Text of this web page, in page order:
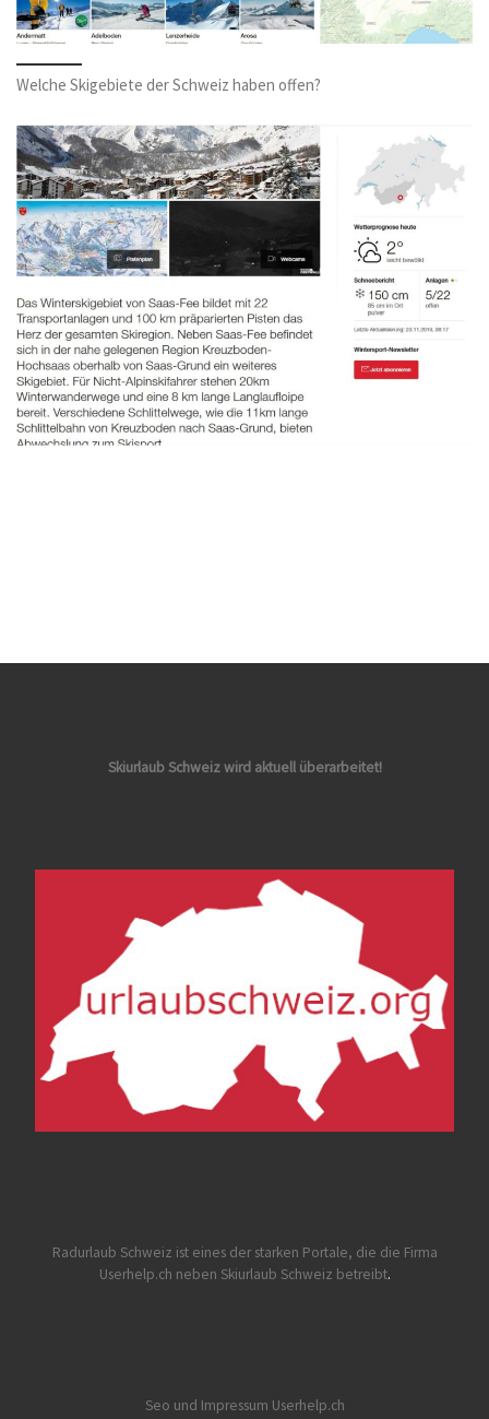
Welche Skigebiete der Schweiz haben offen?
Skiurlaub Schweiz wird aktuell überarbeitet!
Radurlaub Schweiz ist eines der starken Portale, die die Firma
Userhelp.ch neben Skiurlaub Schweiz betreibt.
Seo und Impressum Userhelp.ch